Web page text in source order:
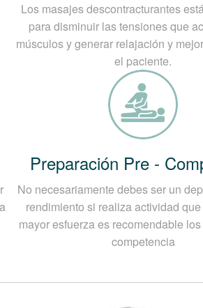
Los masajes descontracturantes
para disminuir las tensiones que
músculos y generar relajación y
el paciente.
Preparación Pre -
No necesariamente debes ser un
rendimiento si realiza actividad
mayor esfuerza es recomendable
competencia